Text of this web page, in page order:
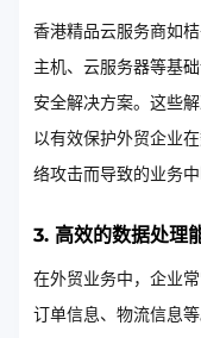
香港精品云服务商如
主机、云服务器等基
安全解决方案。这些
以有效保护外贸企业
络攻击而导致的业务中
3. 高效的数据处理
在外贸业务中，企业
订单信息、物流信息